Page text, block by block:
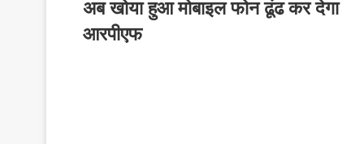
अब खोया हुआ मोबाइल फोन ढूंढ कर देगा
आरपीएफ